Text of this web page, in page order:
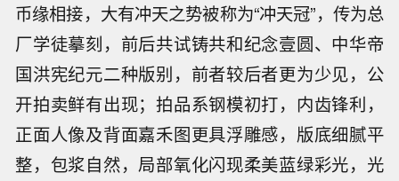
币缘相接，大有冲天之势被称为“冲天冠”，传为总
厂学徒摹刻，前后共试铸共和纪念壹圆、中华帝
国洪宪纪元二种版别，前者较后者更为少见，公
开拍卖鲜有出现；拍品系钢模初打，内齿锋利，
正面人像及背面嘉禾图更具浮雕感，版底细腻平
整，包浆自然，局部氧化闪现柔美蓝绿彩光，光